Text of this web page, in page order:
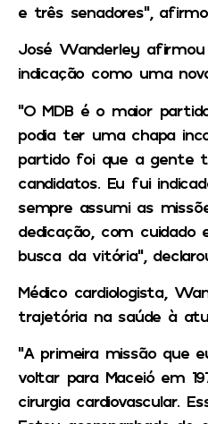
e três senadores”,
José Wanderley
indicação como uma
“O MDB é o maior
podia ter uma chapa
partido foi que a gente
candidatos. Eu fui
sempre assumi as
dedicação, com
busca da vitória”,
Médico cardiologista,
trajetória na saúde à
“A primeira missão que
voltar para Maceió em
cirurgia cardiovascular.